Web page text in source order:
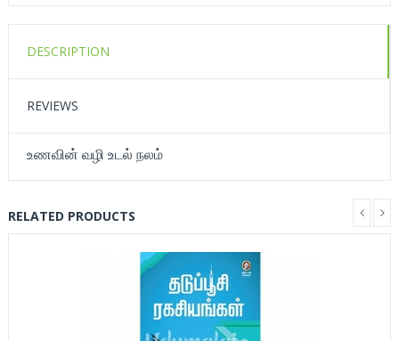
DESCRIPTION
REVIEWS
உணவின் வழி உடல் நலம்
RELATED PRODUCTS